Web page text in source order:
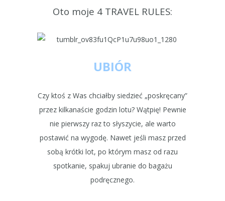
Oto moje 4 TRAVEL RULES:
UBIÓR
Czy ktoś z Was chciałby siedzieć „poskręcany”
przez kilkanaście godzin lotu? Wątpię! Pewnie
nie pierwszy raz to słyszycie, ale warto
postawić na wygodę. Nawet jeśli masz przed
sobą krótki lot, po którym masz od razu
spotkanie, spakuj ubranie do bagażu
podręcznego.